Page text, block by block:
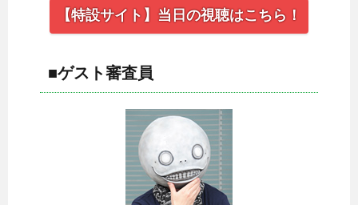
【特設サイト】当日の視聴はこちら！
■ゲスト審査員